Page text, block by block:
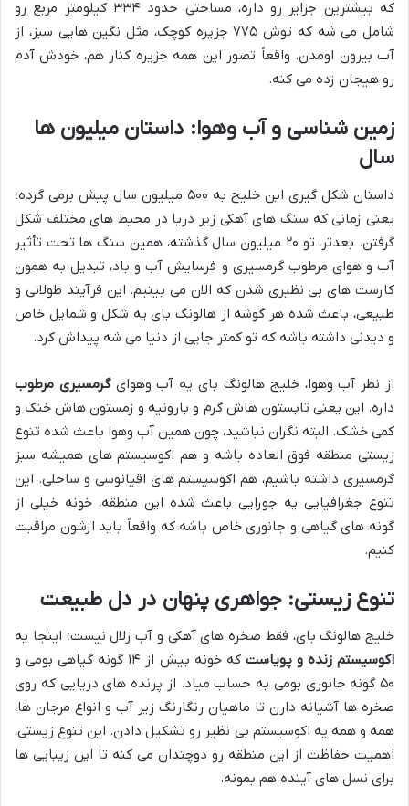
که بیشترین جزایر رو داره، مساحتی حدود ۳۳۴ کیلومتر مربع رو
شامل می شه که توش ۷۷۵ جزیره کوچک، مثل نگین هایی سبز، از
آب بیرون اومدن. واقعاً تصور این همه جزیره کنار هم، خودش آدم
رو هیجان زده می کنه.
زمین شناسی و آب وهوا: داستان میلیون ها
سال
داستان شکل گیری این خلیج به ۵۰۰ میلیون سال پیش برمی گرده؛
یعنی زمانی که سنگ های آهکی زیر دریا در محیط های مختلف شکل
گرفتن. بعدتر، تو ۲۰ میلیون سال گذشته، همین سنگ ها تحت تأثیر
آب و هوای مرطوب گرمسیری و فرسایش آب و باد، تبدیل به همون
کارست های بی نظیری شدن که الان می بینیم. این فرآیند طولانی و
طبیعی، باعث شده هر گوشه از هالونگ بای یه شکل و شمایل خاص
و دیدنی داشته باشه که تو کمتر جایی از دنیا می شه پیداش کرد.
از نظر آب وهوا، خلیج هالونگ بای یه آب وهوایگرمسیری مرطوب
داره. این یعنی تابستون هاش گرم و بارونیه و زمستون هاش خنک و
کمی خشک. البته نگران نباشید، چون همین آب وهوا باعث شده تنوع
زیستی منطقه فوق العاده باشه و هم اکوسیستم های همیشه سبز
گرمسیری داشته باشیم، هم اکوسیستم های اقیانوسی و ساحلی. این
تنوع جغرافیایی یه جورایی باعث شده این منطقه، خونه خیلی از
گونه های گیاهی و جانوری خاص باشه که واقعاً باید ازشون مراقبت
کنیم.
تنوع زیستی: جواهری پنهان در دل طبیعت
خلیج هالونگ بای، فقط صخره های آهکی و آب زلال نیست؛ اینجا یه
اکوسیستم زنده و پویاست
که خونه بیش از ۱۴ گونه گیاهی بومی و
۵۰ گونه جانوری بومی به حساب میاد. از پرنده های دریایی که روی
صخره ها آشیانه دارن تا ماهیان رنگارنگ زیر آب و انواع مرجان ها،
همه و همه یه اکوسیستم بی نظیر رو تشکیل دادن. این تنوع زیستی،
اهمیت حفاظت از این منطقه رو دوچندان می کنه تا این زیبایی ها
برای نسل های آینده هم بمونه.